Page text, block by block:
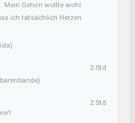
Mein Gehirn wollte wohl
ich tatsächlich Herzen
2 Std
2 Std